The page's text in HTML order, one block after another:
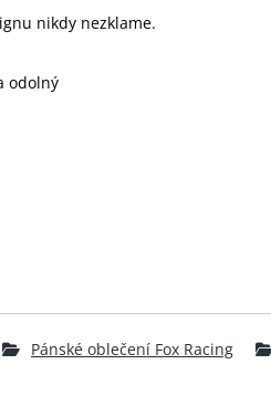
nikdy nezklame.
odolný
Pánské oblečení Fox Racing